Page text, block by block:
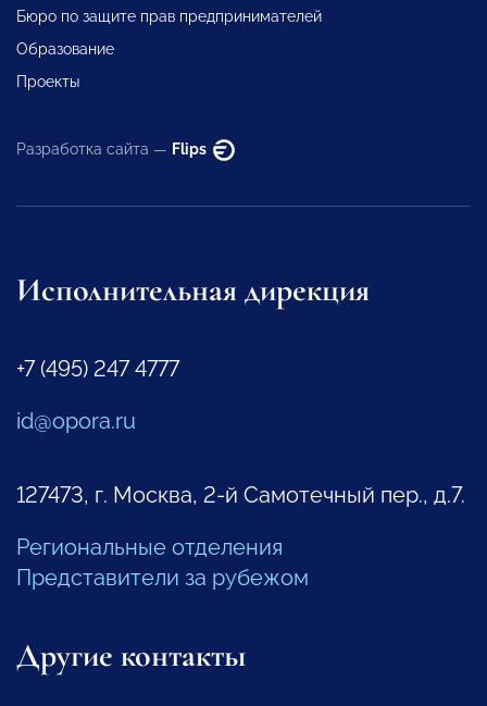
Бюро по защите прав предпринимателей
Образование
Проекты
Разработка сайта — Flips
Исполнительная дирекция
+7 (495) 247 4777
id@opora.ru
127473, г. Москва, 2-й Самотечный пер., д.7.
Региональные отделения
Представители за рубежом
Другие контакты